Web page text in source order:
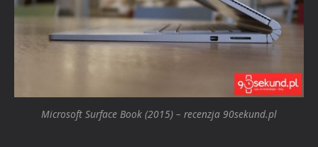
Microsoft Surface Book (2015) – recenzja 90sekund.pl